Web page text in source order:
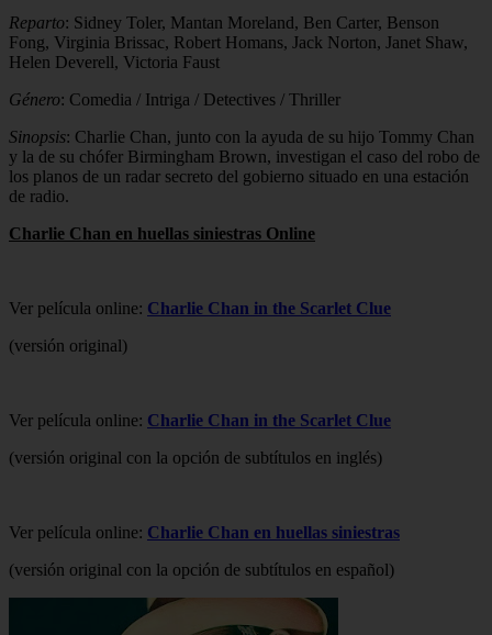
Reparto: Sidney Toler, Mantan Moreland, Ben Carter, Benson
Fong, Virginia Brissac, Robert Homans, Jack Norton, Janet Shaw,
Helen Deverell, Victoria Faust
Género: Comedia / Intriga / Detectives / Thriller
Sinopsis: Charlie Chan, junto con la ayuda de su hijo Tommy Chan
y la de su chófer Birmingham Brown, investigan el caso del robo de
los planos de un radar secreto del gobierno situado en una estación
de radio.
Charlie Chan en huellas siniestras Online
Ver película online: Charlie Chan in the Scarlet Clue
(versión original)
Ver película online: Charlie Chan in the Scarlet Clue
(versión original con la opción de subtítulos en inglés)
Ver película online: Charlie Chan en huellas siniestras
(versión original con la opción de subtítulos en español)